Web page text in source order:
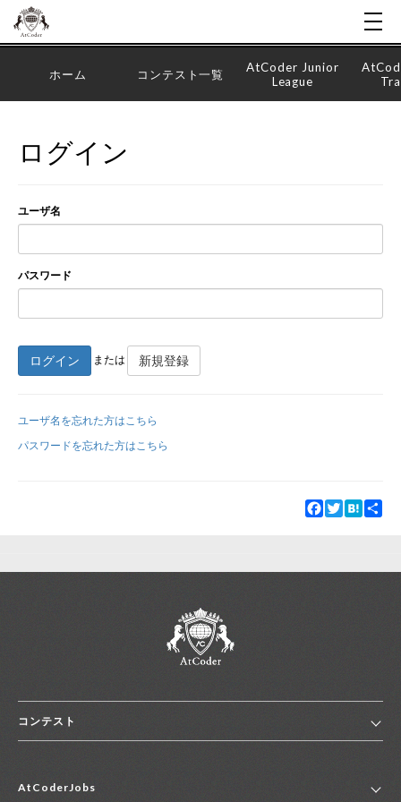
新規登録
ホーム コンテスト一覧
AtCoder Junior
League
ログイン
ユーザ名
パスワード
ログイン または 新規登録
ユーザ名を忘れた方はこちら
パスワードを忘れた方はこちら
Facebook
TwitterHatena
コンテスト
コンテスト一覧
AtCoderJobs